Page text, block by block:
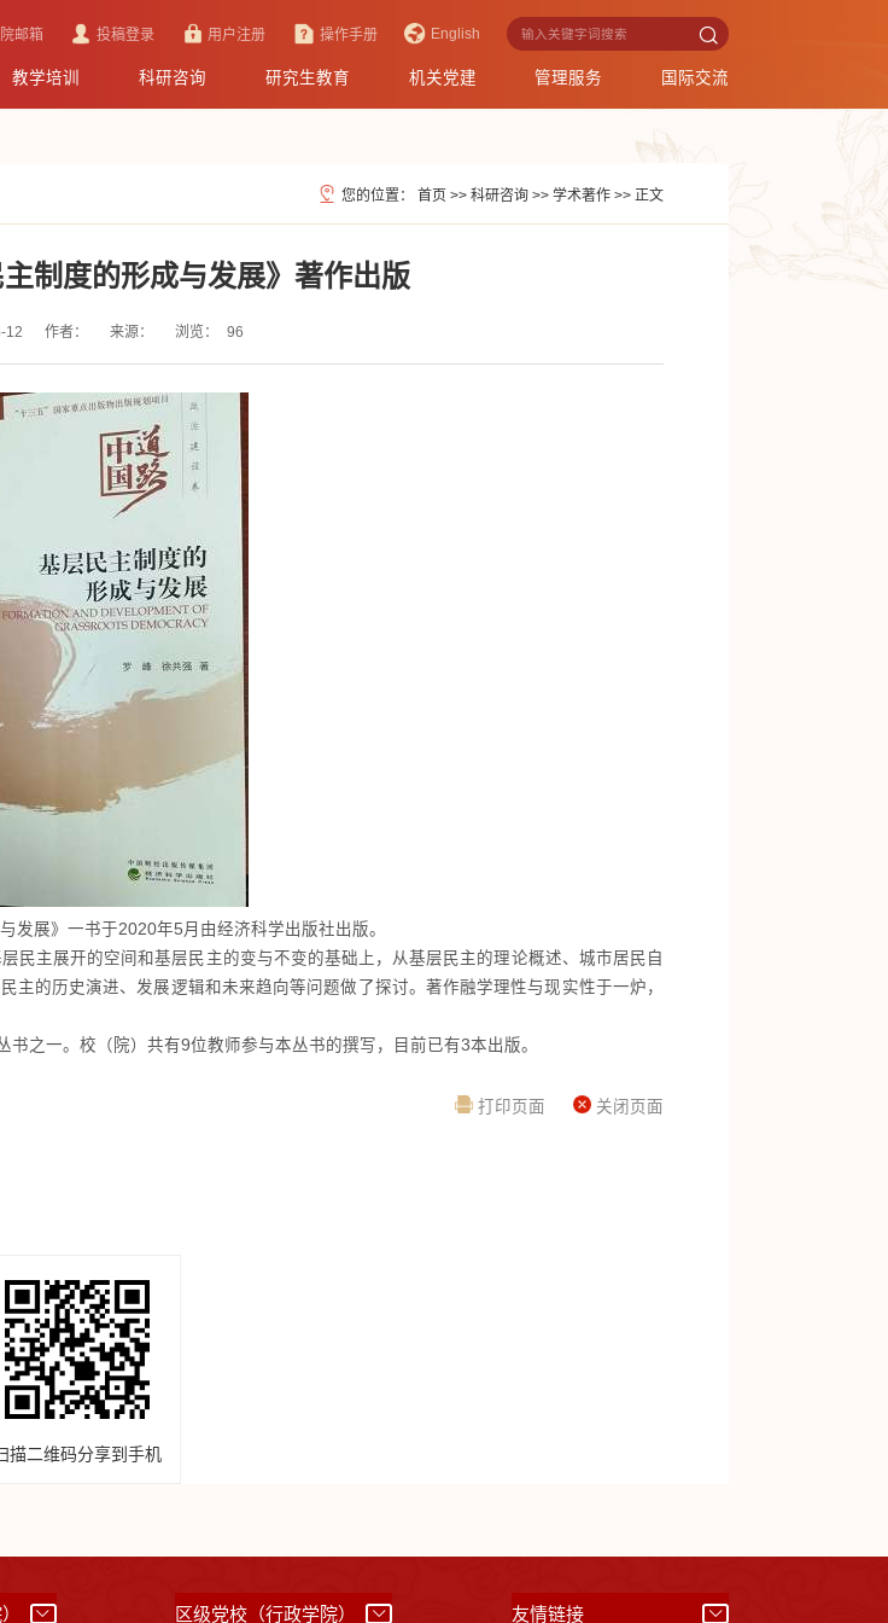
邮箱 投稿登录 用户注册 操作手册 English
教学培训 科研咨询 研究生教育 机关党建 管理服务 国际交流
您的位置： 首页 >> 科研咨询 >> 学术著作 >> 正文
制度的形成与发展》著作出版
12 作者： 来源： 浏览： 96
展》一书于2020年5月由经济科学出版社出版。
主展开的空间和基层民主的变与不变的基础上，从基层民主的理论概述、城市居民自
的历史演进、发展逻辑和未来趋向等问题做了探讨。著作融学理性与现实性于一炉，
之一。校（院）共有9位教师参与本丛书的撰写，目前已有3本出版。
打印页面 关闭页面
描二维码分享到手机
区级党校（行政学院） 友情链接